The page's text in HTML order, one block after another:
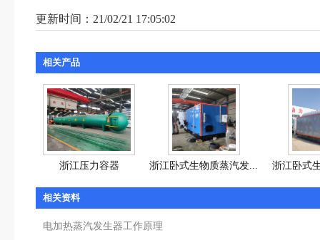
更新时间：21/02/21 17:05:02
相关产品
浙江压力容器 浙江卧式生物质蒸汽发... 浙江卧式
相关资料
电加热蒸汽发生器工作原理